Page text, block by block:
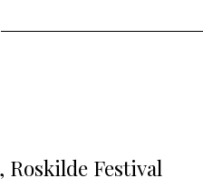
Roskilde Festival